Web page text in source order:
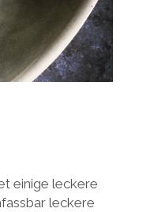
einige leckere
leckere